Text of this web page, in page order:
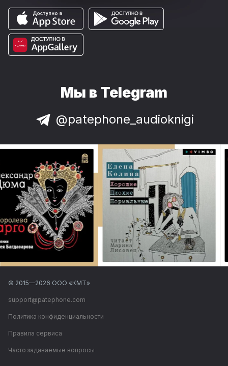
Мы в Telegram
@patephone_audioknigi
© 2015—2026 ООО «КМТ»
support@patephone.com
Политика конфиденциальности
Правила сервиса
Часто задаваемые вопросы